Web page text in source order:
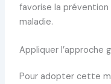
favorise la
maladie.
Appliquer l’approche
Pour adopter cette